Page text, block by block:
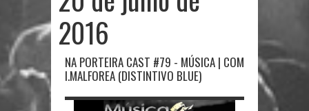
2016
NA PORTEIRA CAST #79 - MÚSICA | COM
I.MALFOREA (DISTINTIVO BLUE)